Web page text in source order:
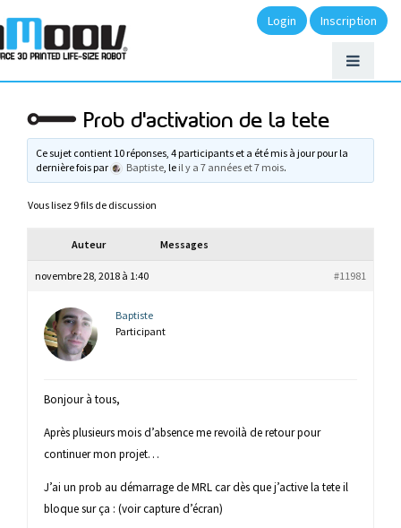
Login Inscription
Prob d'activation de la tete
Ce sujet contient 10 réponses, 4 participants et a été mis à jour pour la
dernière fois par
Baptiste, le il y a 7 années et 7 mois.
Vous lisez 9 fils de discussion
Auteur Messages
novembre 28, 2018 à 1:40 #11981
Baptiste
Participant
Bonjour à tous,
Après plusieurs mois d’absence me revoilà de retour pour
continuer mon projet…
J’ai un prob au démarrage de MRL car dès que j’active la tete il
bloque sur ça : (voir capture d’écran)